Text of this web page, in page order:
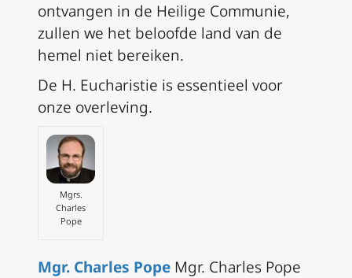
ontvangen in de Heilige Communie,
zullen we het beloofde land van de
hemel niet bereiken.
De H. Eucharistie is essentieel voor
onze overleving.
Mgrs.
Charles
Pope
Mgr. Charles Pope Mgr. Charles Pope